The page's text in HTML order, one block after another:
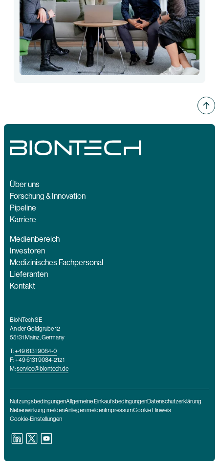
Über uns
Forschung & Innovation
Pipeline
Karriere
Medienbereich
Investoren
Medizinisches Fachpersonal
Lieferanten
Kontakt
BioNTech SE
An der Goldgrube 12
55131 Mainz, Germany
T:+49 6131 9084-0
F: +49 6131 9084-2121
M:service@biontech.de
NutzungsbedingungenAllgemeine EinkaufsbedingungenDatenschutzerklärung
Nebenwirkung meldenAnliegen melden ImpressumCookie Hinweis
Cookie-Einstellungen